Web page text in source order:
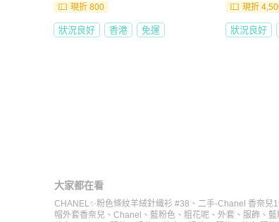
現折 800
狀況良好 香港 免運
現折
狀況良好
大家都在看
CHANEL✨粉色條紋羊絨針織衫 #38 、 二手-Chanel 香奈兒
帽外套香奈兒 、 Chanel 、 藍粉色 、 粗花呢 、 外套 、 服飾 、 藍